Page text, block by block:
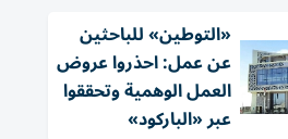
«التوطين» للباحثين
عن عمل: احذروا عروض
العمل الوهمية وتحققوا
عبر «الباركود»